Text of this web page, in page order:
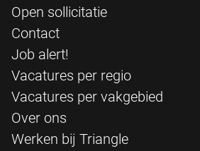
Open sollicitatie
Contact
Job alert!
Vacatures per regio
Vacatures per vakgebied
Over ons
Werken bij Triangle